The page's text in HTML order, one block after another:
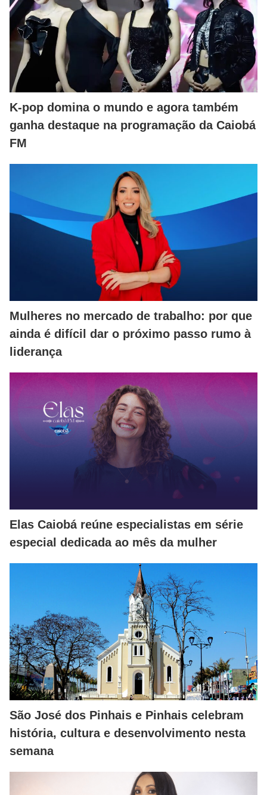
K-pop domina o mundo e agora também
ganha destaque na programação da Caiobá
FM
Mulheres no mercado de trabalho: por que
ainda é difícil dar o próximo passo rumo à
liderança
Elas Caiobá reúne especialistas em série
especial dedicada ao mês da mulher
São José dos Pinhais e Pinhais celebram
história, cultura e desenvolvimento nesta
semana